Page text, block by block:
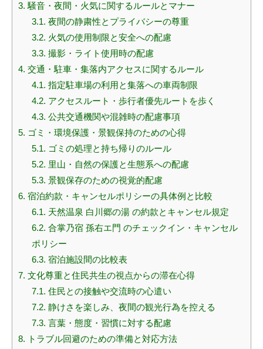
3. 騒音・夜間・火気に関するルールとマナー
3.1. 夜間の静粛性とプライバシーの尊重
3.2. 火気の使用制限と安全への配慮
3.3. 撮影・ライト使用時の配慮
4. 交通・駐車・集落内アクセスに関するルール
4.1. 指定駐車場の利用と集落への車両制限
4.2. アクセスルート・歩行者優先ルートを歩く
4.3. 公共交通機関や混雑時の配慮事項
5. ゴミ・環境保護・景観保持のための心得
5.1. ゴミの処理と持ち帰りのルール
5.2. 里山・自然の保護と生態系への配慮
5.3. 景観保存のための視覚的配慮
6. 宿泊約款・キャンセルポリシーの具体例と比較
6.1. 天然温泉 白川郷の湯 の約款とキャンセル規定
6.2. 合掌乃宿 孫右エ門 のチェックイン・キャンセル
ポリシー
6.3. 宿泊施設間の比較表
7. 文化尊重と住民共生の視点からの滞在心得
7.1. 住民との接触や交流時の心遣い
7.2. 静けさを楽しみ、夜間の観光行為を控える
7.3. 言葉・態度・習慣に対する配慮
8. トラブル回避のための準備と対応方法